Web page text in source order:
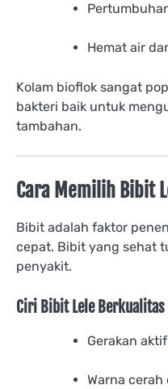
Hemat air
Kolam bioflok sangat
bakteri baik untuk
tambahan.
Cara Memilih Bibit
Bibit adalah faktor
cepat. Bibit yang sehat
penyakit.
Ciri Bibit Lele Berkualitas
Gerakan
Warna